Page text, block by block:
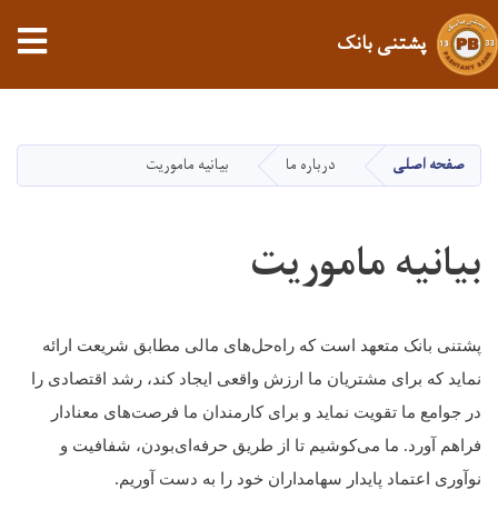
main
content
پشتنی بانک
صفحه اصلی درباره ما بیانیه ماموریت
بیانیه ماموریت
پشتنی بانک متعهد است که راه‌حل‌های مالی مطابق شریعت ارائه
نماید که برای مشتریان ما ارزش واقعی ایجاد کند، رشد اقتصادی را
در جوامع ما تقویت نماید و برای کارمندان ما فرصت‌های معنادار
فراهم آورد. ما می‌کوشیم تا از طریق حرفه‌ای‌بودن، شفافیت و
نوآوری اعتماد پایدار سهامداران خود را به دست آوریم.